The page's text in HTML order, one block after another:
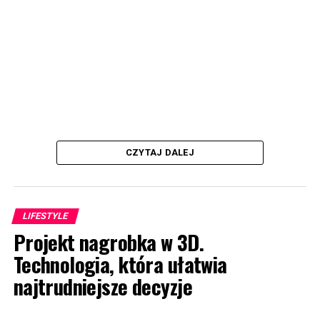
CZYTAJ DALEJ
LIFESTYLE
Projekt nagrobka w 3D.
Technologia, która ułatwia
najtrudniejsze decyzje